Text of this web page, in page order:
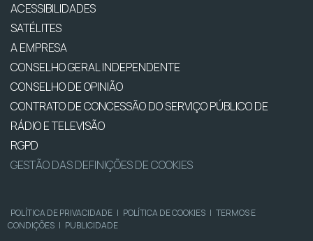
ACESSIBILIDADES
SATÉLITES
A EMPRESA
CONSELHO GERAL INDEPENDENTE
CONSELHO DE OPINIÃO
CONTRATO DE CONCESSÃO DO SERVIÇO PÚBLICO DE
RÁDIO E TELEVISÃO
RGPD
GESTÃO DAS DEFINIÇÕES DE COOKIES
POLÍTICA DE PRIVACIDADE | POLÍTICA DE COOKIES | TERMOS E
CONDIÇÕES | PUBLICIDADE